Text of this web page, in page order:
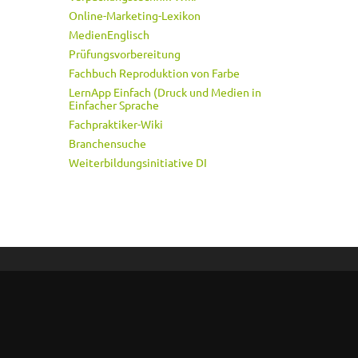
Online-Marketing-Lexikon
MedienEnglisch
Prüfungsvorbereitung
Fachbuch Reproduktion von Farbe
LernApp Einfach (Druck und Medien in
Einfacher Sprache
Fachpraktiker-Wiki
Branchensuche
Weiterbildungsinitiative DI